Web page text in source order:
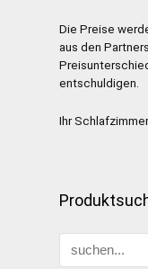
Die Preise
aus den
entschuldigen.
Ihr